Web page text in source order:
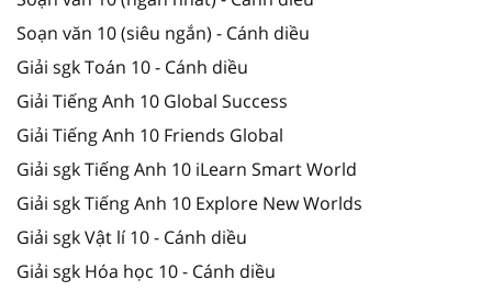
Soạn văn 10 (siêu ngắn) - Cánh diều
Giải sgk Toán 10 - Cánh diều
Giải Tiếng Anh 10 Global Success
Giải Tiếng Anh 10 Friends Global
Giải sgk Tiếng Anh 10 iLearn Smart World
Giải sgk Tiếng Anh 10 Explore New Worlds
Giải sgk Vật lí 10 - Cánh diều
Giải sgk Hóa học 10 - Cánh diều